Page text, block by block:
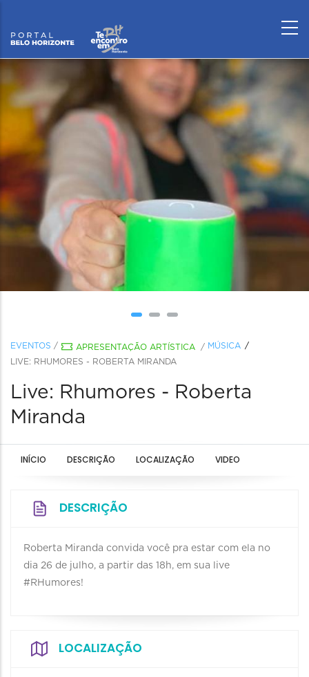
EVENTOS / APRESENTAÇÃO ARTÍSTICA / MÚSICA
LIVE: RHUMORES - ROBERTA MIRANDA
Live: Rhumores - Roberta
Miranda
INÍCIO DESCRIÇÃO LOCALIZAÇÃO VIDEO
DESCRIÇÃO
Roberta Miranda convida você pra estar com ela no
dia 26 de julho, a partir das 18h, em sua live
#RHumores!
LOCALIZAÇÃO